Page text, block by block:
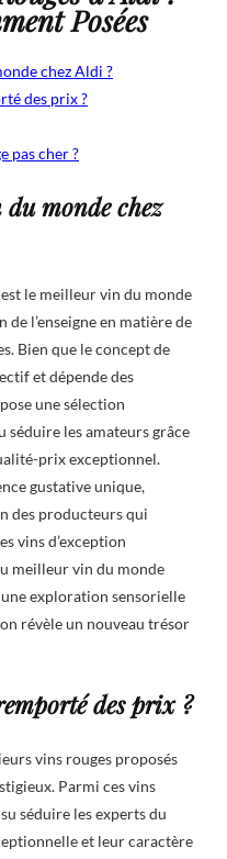
Posées
chez Aldi ?
des prix ?
pas cher ?
monde chez
le meilleur vin du monde
l’enseigne en matière de
Bien que le concept de
et dépende des
une sélection
séduire les amateurs grâce
prix exceptionnel.
gustative unique,
des producteurs qui
vins d’exception
meilleur vin du monde
exploration sensorielle
révèle un nouveau trésor
des prix ?
vins rouges proposés
Parmi ces vins
séduire les experts du
et leur caractère